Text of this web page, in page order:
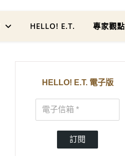
HELLO! E.T. 專家觀點
HELLO! E.T. 電子版
訂閱